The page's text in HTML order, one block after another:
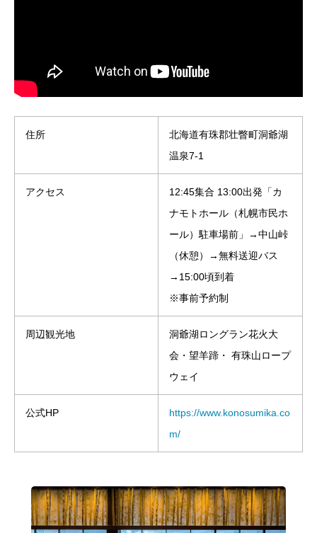
住所
北海道有珠郡壮瞥町洞爺湖
温泉7-1
アクセス
12:45集合 13:00出発「カ
ナモトホール（札幌市民ホ
ール）駐車場前」→中山峠
（休憩）→無料送迎バス
→15:00頃到着
※事前予約制
周辺観光地
洞爺湖ロングラン花火大
会・望羊蹄・ 有珠山ロープ
ウェイ
公式HP
https://www.konosumika.co
m/